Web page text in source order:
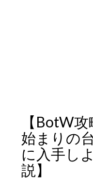
【BotW
始まりの
に入手し
説】